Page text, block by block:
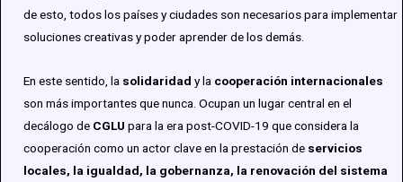
de esto, todos los países y ciudades son necesarios para implementar
soluciones creativas y poder aprender de los demás.
En este sentido, la solidaridad y la cooperación internacionales
son más importantes que nunca. Ocupan un lugar central en el
decálogo de CGLU para la era post-COVID-19 que considera la
cooperación como un actor clave en la prestación de servicios
locales, la igualdad, la gobernanza, la renovación del sistema